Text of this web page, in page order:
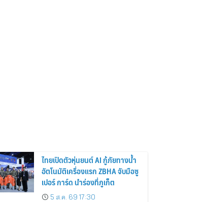
ไทยเปิดตัวหุ่นยนต์ AI กู้ภัยทางน้ำ
อัตโนมัติเครื่องแรก ZBHA จับมือซู
เปอร์ การ์ด นำร่องที่ภูเก็ต
5 ส.ค. 69 17:30